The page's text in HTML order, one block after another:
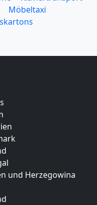
Möbeltaxi
und Herzegowina